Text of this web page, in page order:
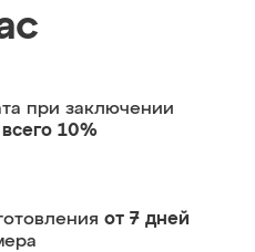
при заключении
всего 10%
от 7 дней